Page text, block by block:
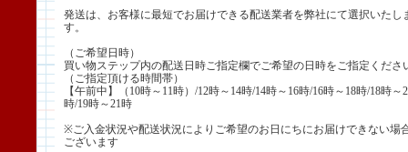
発送は、お客様に最短でお届けできる配送業者を弊社にて選択いたし
す。
（ご希望日時）
買い物ステップ内の配送日時ご指定欄でご希望の日時をご指定くださ
（ご指定頂ける時間帯）
【午前中】（10時～11時）/12時～14時/14時～16時/16時～18時/18時～
時/19時～21時
※ご入金状況や配送状況によりご希望のお日にちにお届けできない場
ございます